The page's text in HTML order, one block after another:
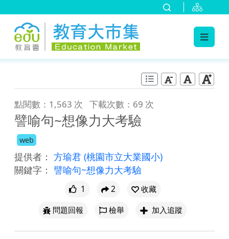
點閱數：1,563 次 下載次數：69 次
譬喻句~想像力大考驗
web
提供者： 方瑜君 (桃園市立大業國小)
關鍵字： 譬喻句~想像力大考驗
1 2
收藏
問題回報
檢舉 加入追蹤